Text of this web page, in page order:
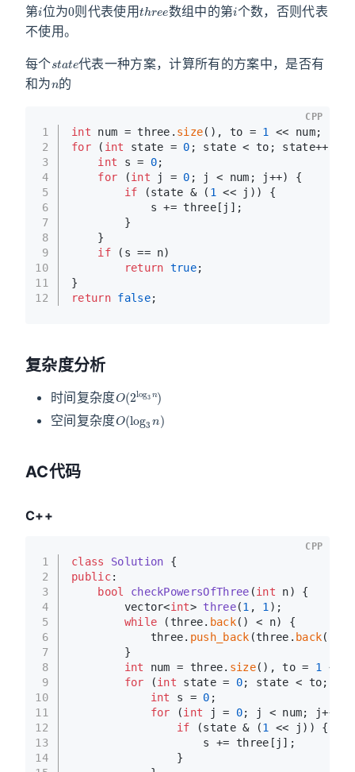
第 位为 则代表使用 数组中的第 个数，否则代表
不使用。
每个
代表一种方案，计算所有的方案中，是否有
和为
n
的
1
2
3
4
5
6
7
8
9
10
11
12
int num = three. size(), to = 1
<< num;
for ( int state = 0 ; state < to; state++) {
int s = 0;
for (int j = 0 ; j < num; j++) {
if (state & ( 1
<< j)) {
            s += three[j];
        }
    }
if (s == n)
return true;
}
return false;
CPP
复杂度分析
时间复杂度
空间复杂度
O (log n
AC代码
C++
1
2
3
4
5
6
7
8
9
10
11
12
13
14
class Solution {
public:
bool
checkPowersOfThree (int n)
{
vector<int> three(1 , 1 ) ;
while (three. back() < n) {
            three.
push_back (three. back() *
        }
int num = three. size(), to = 1
<<
for (int state = 0; state < to;
int
s = 0 ;
for (int j = 0; j < num; j++) {
if (state & (1
<< j)) {
                    s += three[j];
                }
CPP